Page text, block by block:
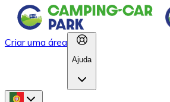
Criar uma área
Ajuda